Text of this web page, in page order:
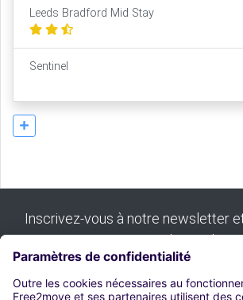
Leeds Bradford Mid Stay
Sentinel
Inscrivez-vous à notre newsletter
tous nos bons plans :